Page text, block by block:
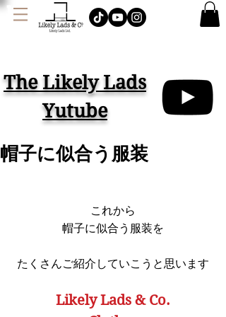
AMES LOCK & CO. ハット イギリス
The Likely Lads
Yutube
帽子に似合う服装
これから
帽子に似合う服装を
たくさんご紹介していこうと思います
Likely Lads & Co.